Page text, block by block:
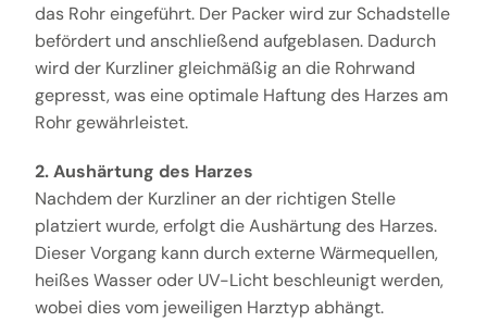
das Rohr eingeführt. Der Packer wird zur Schadstelle
befördert und anschließend aufgeblasen. Dadurch
wird der Kurzliner gleichmäßig an die Rohrwand
gepresst, was eine optimale Haftung des Harzes am
Rohr gewährleistet.
2. Aushärtung des Harzes
Nachdem der Kurzliner an der richtigen Stelle
platziert wurde, erfolgt die Aushärtung des Harzes.
Dieser Vorgang kann durch externe Wärmequellen,
heißes Wasser oder UV-Licht beschleunigt werden,
wobei dies vom jeweiligen Harztyp abhängt.